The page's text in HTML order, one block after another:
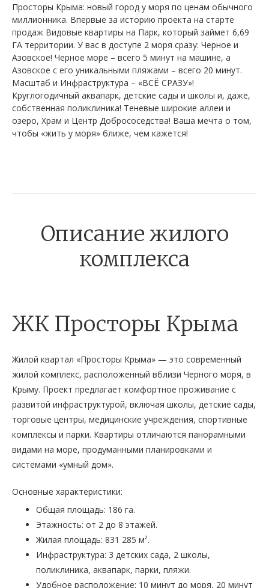
Просторы Крыма: новый город у моря по ценам обычного
миллионника. Впервые за историю проекта на старте
продаж Видовые квартиры на Парк, который займет 6,69
ГА территории. У вас в доступе 2 моря сразу: Черное и
Азовское! Черное море – всего 5 минут на машине, а
Азовское с его уникальными пляжами – всего 20 минут.
Масштаб и Инфраструктура – «ВСЁ СРАЗУ»!
Круглогодичный аквапарк, детские сады и школы и, даже,
собственная поликлиника! Теневые широкие аллеи и
озеро, Храм и Центр Добрососедства! Ваша мечта о том,
чтобы «жить у моря» ближе, чем кажется!
Описание жилого
комплекса
ЖК Просторы Крыма
Жилой квартал «Просторы Крыма» — это современный
жилой комплекс, расположенный вблизи Черного моря, в
Крыму. Проект предлагает комфортное проживание с
развитой инфраструктурой, включая школы, детские сады,
торговые центры, медицинские учреждения, спортивные
комплексы и парки. Квартиры отличаются панорамными
видами на море, продуманными планировками и
системами «умный дом».
Основные характеристики:
Общая площадь: 186 га.
Этажность: от 2 до 8 этажей.
Жилая площадь: 831 285 м².
Инфраструктура: 3 детских сада, 2 школы,
поликлиника, аквапарк, парки, пляжи.
Удобное расположение: 10 минут до моря, 20 минут